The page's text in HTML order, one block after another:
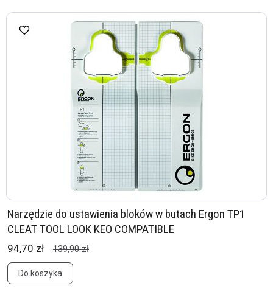
Narzędzie do ustawienia bloków w butach Ergon TP1
CLEAT TOOL LOOK KEO COMPATIBLE
94,70 zł 139,90 zł
Do koszyka